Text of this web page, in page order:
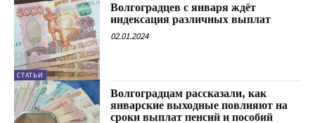
СТАТЬИ
Волгоградцев с января ждёт
индексация различных выплат
02.01.2024
Волгоградцам рассказали, как
январские выходные повлияют на
сроки выплат пенсий и пособий